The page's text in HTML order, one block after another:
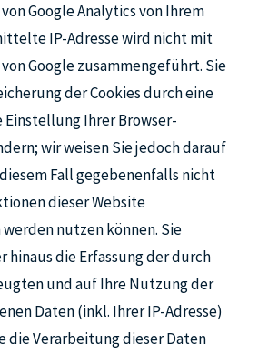
Google Analytics von Ihrem
IP-Adresse wird nicht mit
Google zusammengeführt. Sie
der Cookies durch eine
Ihrer Browser-
wir weisen Sie jedoch darauf
Fall gegebenenfalls nicht
dieser Website
nutzen können. Sie
hinaus die Erfassung der durch
und auf Ihre Nutzung der
Daten (inkl. Ihrer IP-Adresse)
die Verarbeitung dieser Daten